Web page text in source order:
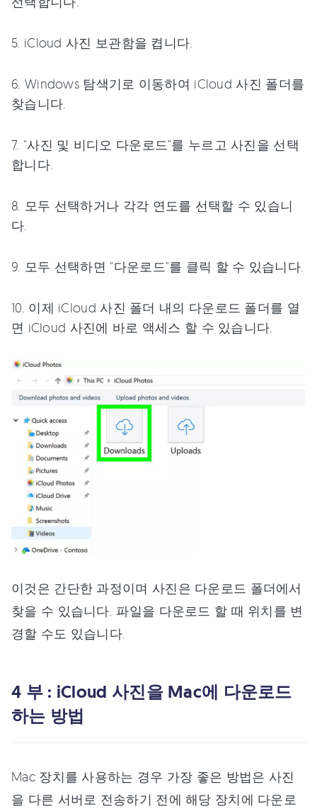
5. iCloud 사진 보관함을 켭니다.
6. Windows 탐색기로 이동하여 iCloud 사진 폴더를
찾습니다.
7. "사진 및 비디오 다운로드"를 누르고 사진을 선택
합니다.
8. 모두 선택하거나 각각 연도를 선택할 수 있습니
다.
9. 모두 선택하면 "다운로드"를 클릭 할 수 있습니다.
10. 이제 iCloud 사진 폴더 내의 다운로드 폴더를 열
면 iCloud 사진에 바로 액세스 할 수 있습니다.
이것은 간단한 과정이며 사진은 다운로드 폴더에서
찾을 수 있습니다. 파일을 다운로드 할 때 위치를 변
경할 수도 있습니다.
4 부 : iCloud 사진을 Mac에 다운로드
하는 방법
Mac 장치를 사용하는 경우 가장 좋은 방법은 사진
을 다른 서버로 전송하기 전에 해당 장치에 다운로